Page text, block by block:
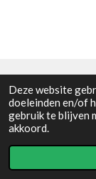
Deze website
doeleinden en/of
gebruik te blijven
akkoord.
Algemene
© 2021 - RC en